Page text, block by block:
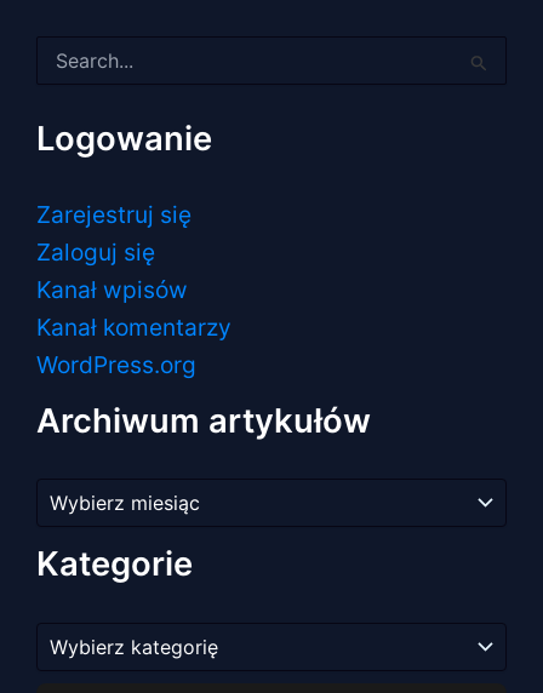
dla:
Logowanie
Zarejestruj się
Zaloguj się
Kanał wpisów
Kanał komentarzy
WordPress.org
Archiwum artykułów
artykułów
Kategorie